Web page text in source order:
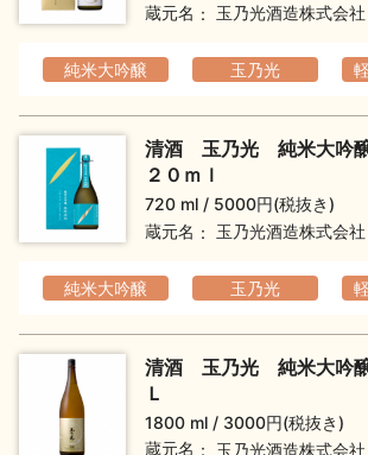
蔵元名
玉乃光酒造株式会社
純米大吟醸 玉乃光
清酒 玉乃光 純米大吟
２０ｍｌ
720 ml
5000円(税抜き)
蔵元名
玉乃光酒造株式会社
純米大吟醸 玉乃光
清酒 玉乃光 純米大吟
Ｌ
1800 ml
3000円(税抜き)
蔵元名
玉乃光酒造株式会社